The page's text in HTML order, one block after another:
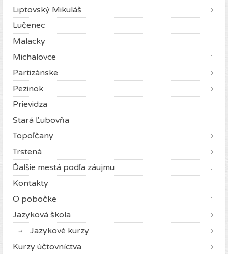
Liptovský Mikuláš
Lučenec
Malacky
Michalovce
Partizánske
Pezinok
Prievidza
Stará Ľubovňa
Topoľčany
Trstená
Ďalšie mestá podľa záujmu
Kontakty
O pobočke
Jazyková škola
Jazykové kurzy
Kurzy účtovníctva